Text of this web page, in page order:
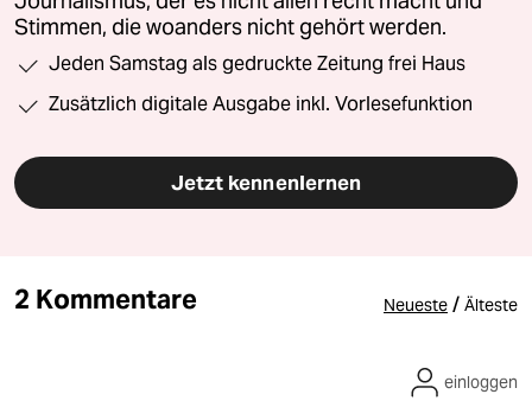
Stimmen, die woanders nicht gehört werden.
Jeden Samstag als gedruckte Zeitung frei Haus
Zusätzlich digitale Ausgabe inkl. Vorlesefunktion
Jetzt kennenlernen
2 Kommentare Neueste / Älteste
einloggen